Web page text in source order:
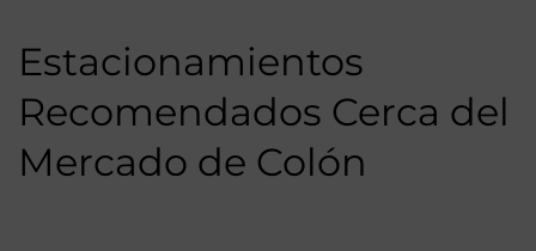
Estacionamientos
Recomendados Cerca del
Mercado de Colón